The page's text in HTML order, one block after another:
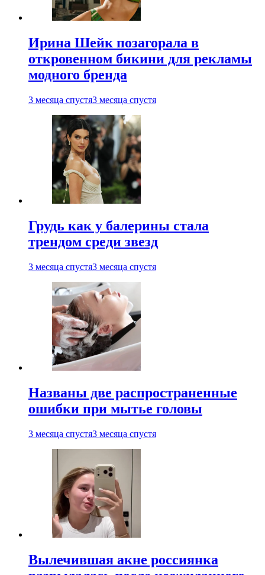
Ирина Шейк позагорала в
откровенном бикини для рекламы
модного бренда
3 месяца спустя3 месяца спустя
Грудь как у балерины стала
трендом среди звезд
3 месяца спустя3 месяца спустя
Названы две распространенные
ошибки при мытье головы
3 месяца спустя3 месяца спустя
Вылечившая акне россиянка